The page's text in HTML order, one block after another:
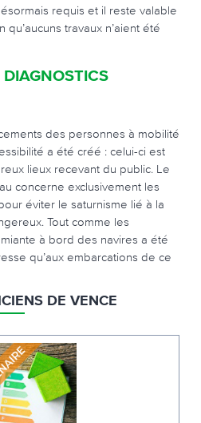
requis et il reste valable
travaux n’aient été
DIAGNOSTICS
des personnes à mobilité
a été créé : celui-ci est
lieux recevant du public. Le
concerne exclusivement les
éviter le saturnisme lié à la
Tout comme les
à bord des navires a été
qu’aux embarcations de ce
DE VENCE